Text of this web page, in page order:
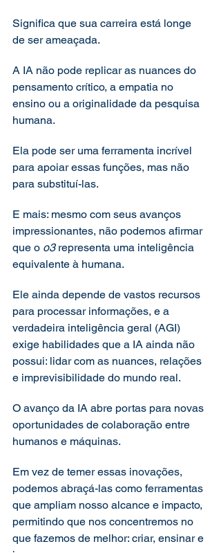
Significa que sua carreira está longe
de ser ameaçada.
A IA não pode replicar as nuances do
pensamento crítico, a empatia no
ensino ou a originalidade da pesquisa
humana.
Ela pode ser uma ferramenta incrível
para apoiar essas funções, mas não
para substituí-las.
E mais: mesmo com seus avanços
impressionantes, não podemos afirmar
que o o3 representa uma inteligência
equivalente à humana.
Ele ainda depende de vastos recursos
para processar informações, e a
verdadeira inteligência geral (AGI)
exige habilidades que a IA ainda não
possui: lidar com as nuances, relações
e imprevisibilidade do mundo real.
O avanço da IA abre portas para novas
oportunidades de colaboração entre
humanos e máquinas.
Em vez de temer essas inovações,
podemos abraçá-las como ferramentas
que ampliam nosso alcance e impacto,
permitindo que nos concentremos no
que fazemos de melhor: criar, ensinar e